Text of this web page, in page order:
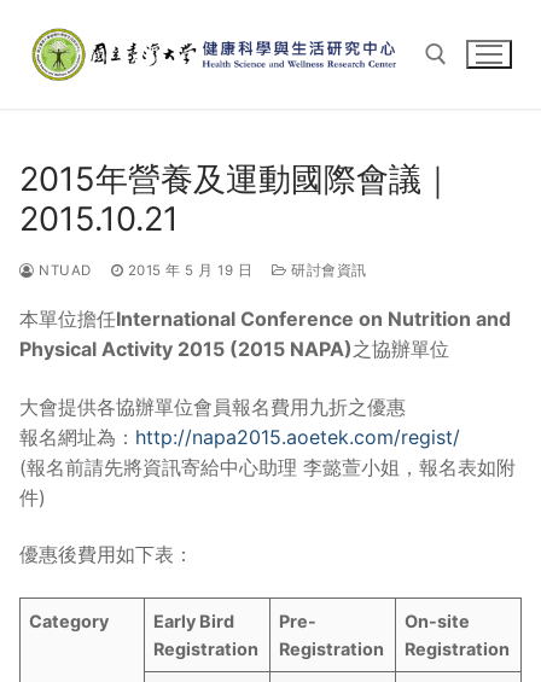
content
2015年營養及運動國際會議｜
2015.10.21
NTUAD 2015 年 5 月 19 日 研討會資訊
本單位擔任International Conference on Nutrition and
Physical Activity 2015 (2015 NAPA)之協辦單位
大會提供各協辦單位會員報名費用九折之優惠
報名網址為： http://napa2015.aoetek.com/regist/
(報名前請先將資訊寄給中心助理 李懿萱小姐，報名表如附
件)
優惠後費用如下表：
Category
Early Bird
Registration
Pre-
Registration
On-site
Registration